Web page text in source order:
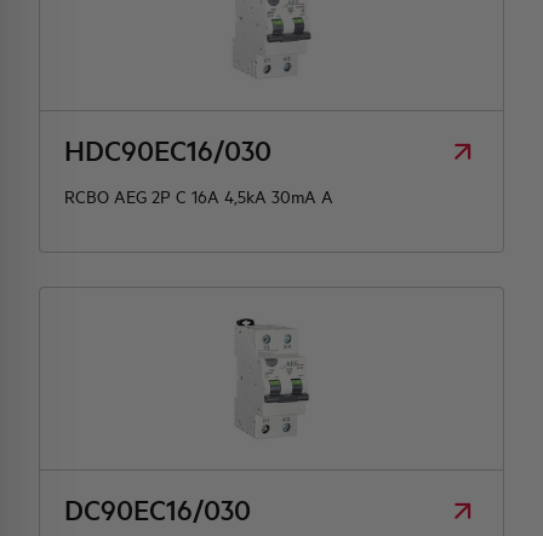
HDC90EC16/030
RCBO AEG 2P C 16A 4,5kA 30mA A
DC90EC16/030